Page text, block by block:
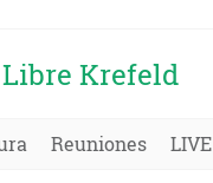
Krefeld
Reuniones LIVE